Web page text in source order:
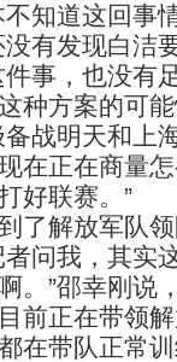
知道这回事
有发现白洁
事，也没有
种方案的可
战明天和上
在正在商量
好联赛。”
解放军队领
问我，其实
。”邵幸刚说
前正在带领
在带队正常